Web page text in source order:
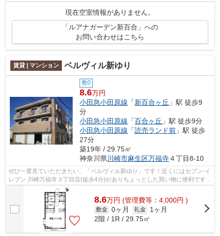
能な物件です☆共用部にはエレベータ・敷...
現在空室情報がありません。
「ルアナガーデン新百合」への
お問い合わせはこちら
賃貸 | マンション ベルヴィル新ゆり
敷0
8.6万円
小田急小田原線 「新百合ヶ丘 」駅 徒歩9
分
小田急小田原線 「百合ヶ丘 」駅 徒歩9分
小田急小田原線 「読売ランド前 」駅 徒歩
27分
築19年 / 29.75㎡
神奈川県 川崎市麻生区万福寺４丁目8-10
ぜひ一度見ていただきたい、「ベルヴィル新ゆり」です！近くにはセブン‐イ
レブン 川崎万福寺３丁目店(徒歩4分)がありちょっとした買い物に便利です！
こちらはマンションタイプになりま...
8.6万円 (管理費等：4,000円 )
敷金 0ヶ月 礼金
1ヶ月
2階 / 1R / 29.75㎡